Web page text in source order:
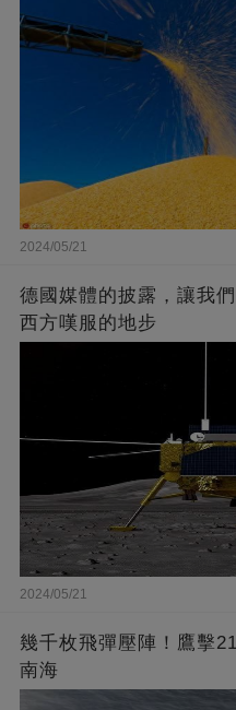
2024/05/21
德國媒體的披露，讓我
西方嘆服的地步
2024/05/21
幾千枚飛彈壓陣！鷹擊
南海